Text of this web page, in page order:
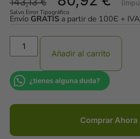
Salvo Error Tipográfico
Envío GRATIS a partir de 100Є + IVA
Añadir al carrito
¿tienes alguna duda?
Comprar Ahora